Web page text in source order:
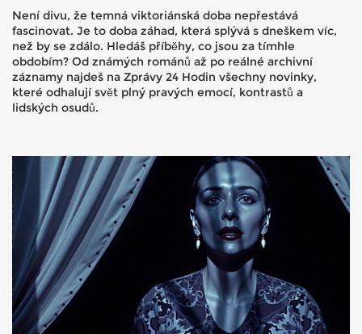
Není divu, že temná viktoriánská doba nepřestává
fascinovat. Je to doba záhad, která splývá s dneškem víc,
než by se zdálo. Hledáš příběhy, co jsou za tímhle
obdobím? Od známých románů až po reálné archivní
záznamy najdeš na Zprávy 24 Hodin všechny novinky,
které odhalují svět plný pravých emocí, kontrastů a
lidských osudů.